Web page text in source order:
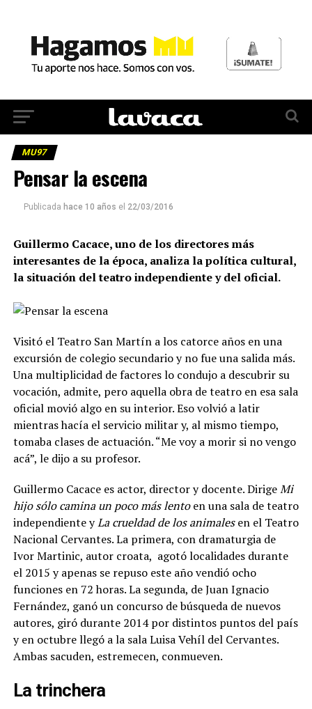
MU97
Pensar la escena
Publicada hace 10 años el 22/03/2016
Guillermo Cacace, uno de los directores más
interesantes de la época, analiza la política cultural,
la situación del teatro independiente y del oficial.
Visitó el Teatro San Martín a los catorce años en una
excursión de colegio secundario y no fue una salida más.
Una multiplicidad de factores lo condujo a descubrir su
vocación, admite, pero aquella obra de teatro en esa sala
oficial movió algo en su interior. Eso volvió a latir
mientras hacía el servicio militar y, al mismo tiempo,
tomaba clases de actuación. “Me voy a morir si no vengo
acá”, le dijo a su profesor.
Guillermo Cacace es actor, director y docente.DirigeMi
hijo sólo camina un poco más lentoen una sala de teatro
independiente yLa crueldad de los animalesen el Teatro
Nacional Cervantes.La primera, con dramaturgia de
Ivor Martinic, autor croata, agotó localidades durante
el 2015 y apenas se repuso este año vendió ocho
funciones en 72 horas.La segunda, de Juan Ignacio
Fernández, ganó un concurso de búsqueda de nuevos
autores, giró durante 2014 por distintos puntos del país
y en octubre llegó a la sala Luisa Vehíl del Cervantes.
Ambas sacuden, estremecen, conmueven.
La trinchera